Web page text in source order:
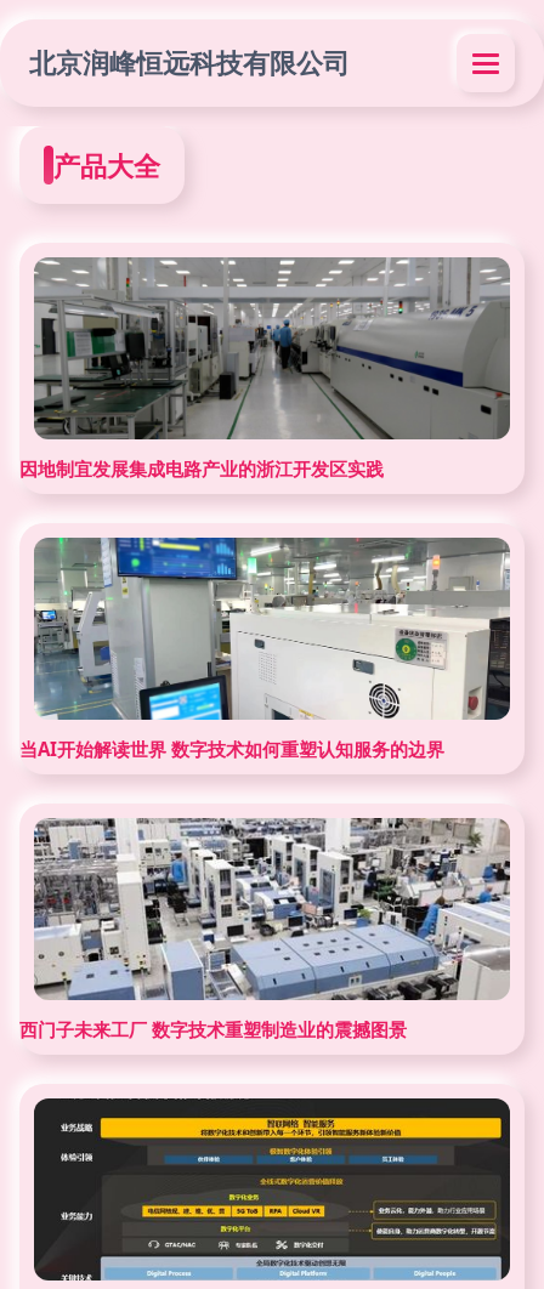
北京润峰恒远科技有限公司
产品大全
因地制宜发展集成电路产业的浙江开发区实践
当AI开始解读世界 数字技术如何重塑认知服务的边界
西门子未来工厂 数字技术重塑制造业的震撼图景